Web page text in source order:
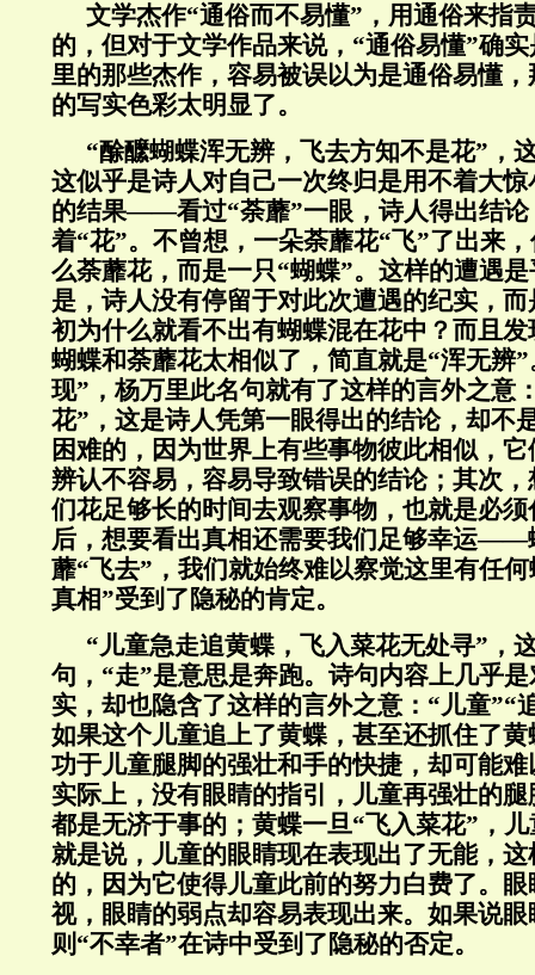
文学杰作“通俗而不易懂”，用通俗来指
的，但对于文学作品来说，“通俗易懂”确
里的那些杰作，容易被误以为是通俗易懂
的写实色彩太明显了。
“酴醿蝴蝶浑无辨，飞去方知不是花”，
这似乎是诗人对自己一次终归是用不着大
的结果——看过“荼蘼”一眼，诗人得出结论
着“花”。不曾想，一朵荼蘼花“飞”了出来
么荼蘼花，而是一只“蝴蝶”。这样的遭遇
是，诗人没有停留于对此次遭遇的纪实，
初为什么就看不出有蝴蝶混在花中？而且
蝴蝶和荼蘼花太相似了，简直就是“浑无辨
现”，杨万里此名句就有了这样的言外之意
花”，这是诗人凭第一眼得出的结论，却不
困难的，因为世界上有些事物彼此相似，
辨认不容易，容易导致错误的结论；其次
们花足够长的时间去观察事物，也就是必
后，想要看出真相还需要我们足够幸运——
蘼“飞去”，我们就始终难以察觉这里有任
真相”受到了隐秘的肯定。
“儿童急走追黄蝶，飞入菜花无处寻”，
句，“走”是意思是奔跑。诗句内容上几乎
实，却也隐含了这样的言外之意：“儿童”“
如果这个儿童追上了黄蝶，甚至还抓住了
功于儿童腿脚的强壮和手的快捷，却可能
实际上，没有眼睛的指引，儿童再强壮的
都是无济于事的；黄蝶一旦“飞入菜花”，
就是说，儿童的眼睛现在表现出了无能，
的，因为它使得儿童此前的努力白费了。
视，眼睛的弱点却容易表现出来。如果说
则“不幸者”在诗中受到了隐秘的否定。